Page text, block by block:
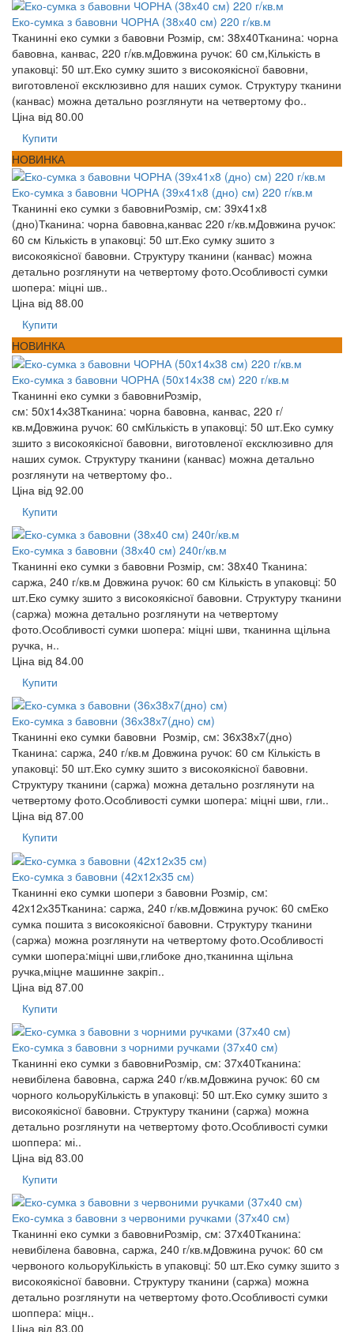
Еко-сумка з бавовни ЧОРНА (38х40 см) 220 г/кв.м
Тканинні еко сумки з бавовни Розмір, см: 38x40Тканина: чорна
бавовна, канвас, 220 г/кв.мДовжина ручок: 60 см,Кількість в
упаковці: 50 шт.Еко сумку зшито з високоякісної бавовни,
виготовленої ексклюзивно для наших сумок. Структуру тканини
(канвас) можна детально розглянути на четвертому фо..
Ціна від 80.00
Купити
НОВИНКА
Еко-сумка з бавовни ЧОРНА (39х41х8 (дно) см) 220 г/кв.м
Тканинні еко сумки з бавовниРозмір, см: 39x41х8
(дно)Тканина: чорна бавовна,канвас 220 г/кв.мДовжина ручок:
60 см Кількість в упаковці: 50 шт.Еко сумку зшито з
високоякісної бавовни. Структуру тканини (канвас) можна
детально розглянути на четвертому фото.Особливості сумки
шопера: міцні шв..
Ціна від 88.00
Купити
НОВИНКА
Еко-сумка з бавовни ЧОРНА (50x14х38 см) 220 г/кв.м
Тканинні еко сумки з бавовниРозмір,
см: 50x14х38Тканина: чорна бавовна, канвас, 220 г/
кв.мДовжина ручок: 60 смКількість в упаковці: 50 шт.Еко сумку
зшито з високоякісної бавовни, виготовленої ексклюзивно для
наших сумок. Структуру тканини (канвас) можна детально
розглянути на четвертому фо..
Ціна від 92.00
Купити
Еко-сумка з бавовни (38х40 см) 240г/кв.м
Тканинні еко сумки з бавовни Розмір, см: 38x40 Тканина:
саржа, 240 г/кв.м Довжина ручок: 60 см Кількість в упаковці: 50
шт.Еко сумку зшито з високоякісної бавовни. Структуру тканини
(саржа) можна детально розглянути на четвертому
фото.Особливості сумки шопера: міцні шви, тканинна щільна
ручка, н..
Ціна від 84.00
Купити
Еко-сумка з бавовни (36х38х7(дно) см)
Тканинні еко сумки бавовни Розмір, см: 36x38х7(дно)
Тканина: саржа, 240 г/кв.м Довжина ручок: 60 см Кількість в
упаковці: 50 шт.Еко сумку зшито з високоякісної бавовни.
Структуру тканини (саржа) можна детально розглянути на
четвертому фото.Особливості сумки шопера: міцні шви, гли..
Ціна від 87.00
Купити
Еко-сумка з бавовни (42x12х35 см)
Тканинні еко сумки шопери з бавовни Розмір, см:
42x12х35Тканина: саржа, 240 г/кв.мДовжина ручок: 60 смЕко
сумка пошита з високоякісної бавовни. Структуру тканини
(саржа) можна розглянути на четвертому фото.Особливості
сумки шопера:міцні шви,глибоке дно,тканинна щільна
ручка,міцне машинне закріп..
Ціна від 87.00
Купити
Еко-сумка з бавовни з чорними ручками (37х40 см)
Тканинні еко сумки з бавовниРозмір, см: 37x40Тканина:
невибілена бавовна, саржа 240 г/кв.мДовжина ручок: 60 см
чорного кольоруКількість в упаковці: 50 шт.Еко сумку зшито з
високоякісної бавовни. Структуру тканини (саржа) можна
детально розглянути на четвертому фото.Особливості сумки
шоппера: мі..
Ціна від 83.00
Купити
Еко-сумка з бавовни з червоними ручками (37х40 см)
Тканинні еко сумки з бавовниРозмір, см: 37x40Тканина:
невибілена бавовна, саржа, 240 г/кв.мДовжина ручок: 60 см
червоного кольоруКількість в упаковці: 50 шт.Еко сумку зшито з
високоякісної бавовни. Структуру тканини (саржа) можна
детально розглянути на четвертому фото.Особливості сумки
шоппера: міцн..
Ціна від 83.00